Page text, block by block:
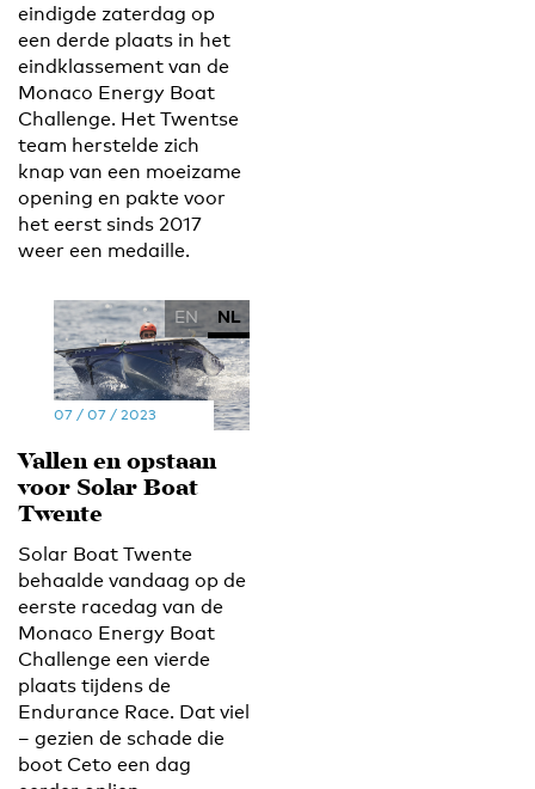
eindigde zaterdag op
een derde plaats in het
eindklassement van de
Monaco Energy Boat
Challenge. Het Twentse
team herstelde zich
knap van een moeizame
opening en pakte voor
het eerst sinds 2017
weer een medaille.
EN NL
07 / 07 / 2023
Vallen en opstaan
voor Solar Boat
Twente
Solar Boat Twente
behaalde vandaag op de
eerste racedag van de
Monaco Energy Boat
Challenge een vierde
plaats tijdens de
Endurance Race. Dat viel
– gezien de schade die
boot Ceto een dag